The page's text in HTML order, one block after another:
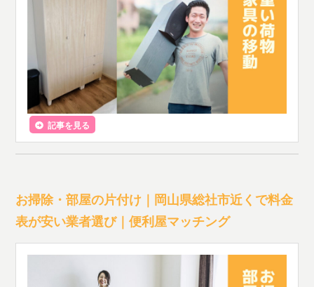
記事を見る
お掃除・部屋の片付け｜岡山県総社市近くで料金
表が安い業者選び｜便利屋マッチング